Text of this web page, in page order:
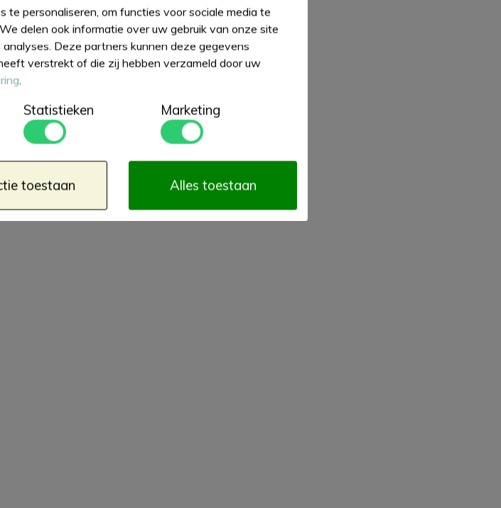
personaliseren, om functies voor sociale media te
delen ook informatie over uw gebruik van onze site
Deze partners kunnen deze gegevens
verstrekt of die zij hebben verzameld door uw
.
Statistieken Marketing
toestaan Alles toestaan